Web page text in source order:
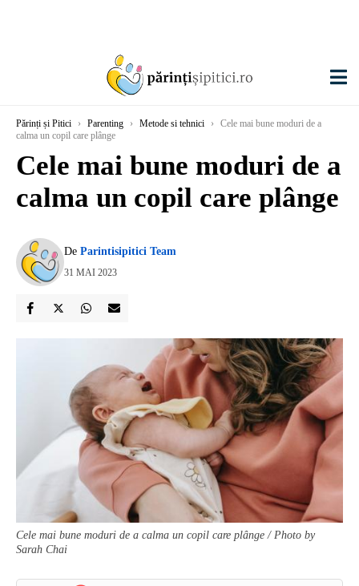
Părinți și Pitici › Parenting › Metode si tehnici ›
Cele mai bune moduri de a
calma un copil care plânge
Cele mai bune moduri de a
calma un copil care plânge
De Parintisipitici Team
31 MAI 2023
Cele mai bune moduri de a calma un copil care plânge / Photo by
Sarah Chai